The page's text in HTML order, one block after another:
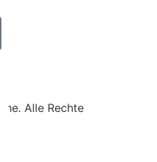
Alle Rechte